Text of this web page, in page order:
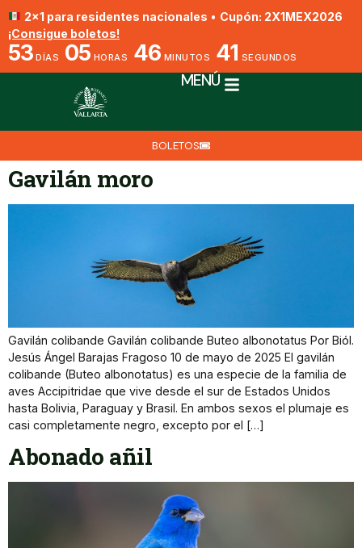
2x1 para residentes nacionales • Cupón: 2X1MEX2026
¡Consigue boletos!
53 DÍAS 05 HORAS 46 MINUTOS 41 SEGUNDOS
MENÚ
BOLETOS
Gavilán moro
Gavilán colibande Gavilán colibande Buteo albonotatus Por Biól.
Jesús Ángel Barajas Fragoso 10 de mayo de 2025 El gavilán
colibande (Buteo albonotatus) es una especie de la familia de
aves Accipitridae que vive desde el sur de Estados Unidos
hasta Bolivia, Paraguay y Brasil. En ambos sexos el plumaje es
casi completamente negro, excepto por el […]
Abonado añil